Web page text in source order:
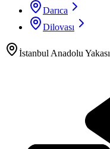
Darıca
Dilovası
İstanbul Anadolu Yakası